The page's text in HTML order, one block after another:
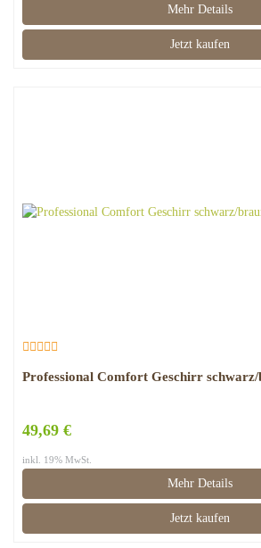
Mehr Details
Jetzt kaufen
Professional Comfort Geschirr
49,69 €
inkl. 19% MwSt.
Mehr Details
Jetzt kaufen